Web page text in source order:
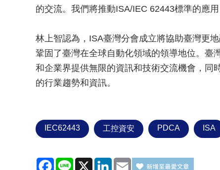
的交流。我們將推動ISA/IEC 62443標準的應
林上智認為，ISA臺灣分會成立將協助臺灣更
鞏固了臺灣在全球自動化領域的領導地位。臺
和企業界提供無限的資訊和技術交流機會，同
的行業趨勢和資訊。
IEC62443 工控資安 PDCA ISA
Facebook
Line X LinkedInEmail